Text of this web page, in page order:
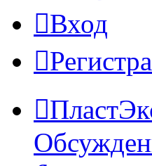
Вход